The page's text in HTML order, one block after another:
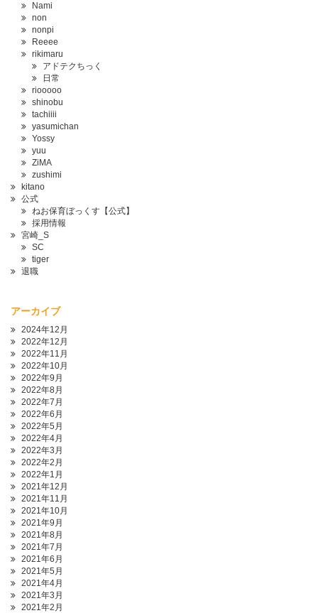
Nami
non
nonpi
Reeee
rikimaru
アドテクちっく
日常
riooooo
shinobu
tachiiii
yasumichan
Yossy
yuu
ZiMA
zushimi
kitano
公式
ねお保育ぼっくす【公式】
採用情報
宮崎_S
SC
tiger
退職
アーカイブ
2024年12月
2022年12月
2022年11月
2022年10月
2022年9月
2022年8月
2022年7月
2022年6月
2022年5月
2022年4月
2022年3月
2022年2月
2022年1月
2021年12月
2021年11月
2021年10月
2021年9月
2021年8月
2021年7月
2021年6月
2021年5月
2021年4月
2021年3月
2021年2月